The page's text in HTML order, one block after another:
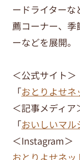
ードライター
薦コーナー、
ーなどを展開。
＜公式サイト＞
「おとりよせネ
＜記事メディア
「おいしいマル
＜Instagram＞
おとりよせネ